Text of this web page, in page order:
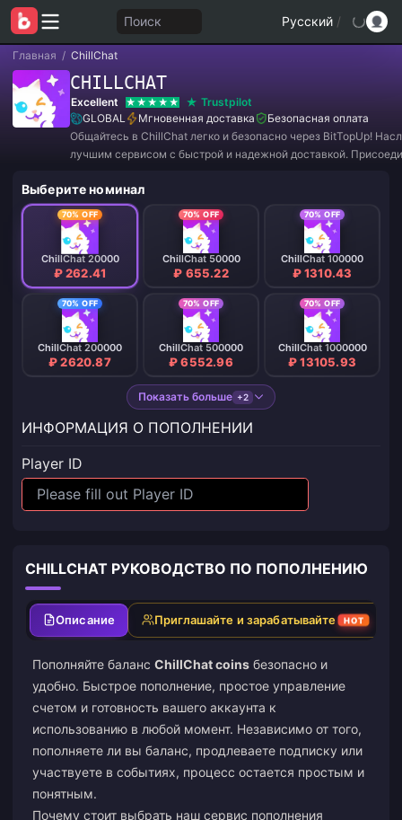
Поиск Русский /
Главная / ChillChat
CHILLCHAT
Excellent
Trustpilot
GLOBAL
Мгновенная доставка
Безопасная оплата
Общайтесь в ChillChat легко и безопасно через BitTopUp!
лучшим сервисом с быстрой и надежной доставкой.
потрясающие скидки! ✨
Выберите номинал
70% OFF
ChillChat 20000
₽ 262.41
70% OFF
ChillChat 50000
₽ 655.22
70% OFF
ChillChat 100000
₽ 1310.43
70% OFF
ChillChat 200000
₽ 2620.87
70% OFF
ChillChat 500000
₽ 6552.96
70% OFF
ChillChat 1000000
₽ 13105.93
Показать больше +2
ИНФОРМАЦИЯ О ПОПОЛНЕНИИ
Player ID
CHILLCHAT РУКОВОДСТВО ПО ПОПОЛНЕНИЮ
Описание Приглашайте и зарабатывайте HOT
Пополняйте баланс ChillChat coins безопасно и
удобно. Быстрое пополнение, простое управление
счетом и готовность вашего аккаунта к
использованию в любой момент. Независимо от того,
пополняете ли вы баланс, продлеваете подписку или
участвуете в событиях, процесс остается простым и
понятным.
Почему стоит выбрать наш сервис пополнения